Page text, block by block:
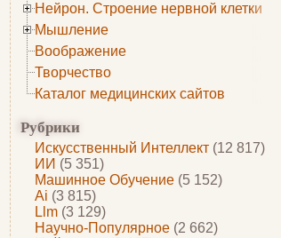
Нейрон. Строение нервной клетки
Мышление
Воображение
Творчество
Каталог медицинских сайтов
Рубрики
Искусственный Интеллект (12 817)
ИИ (5 351)
Машинное Обучение (5 152)
Ai (3 815)
Llm (3 129)
Научно-Популярное (2 662)